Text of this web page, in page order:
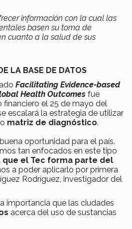
información con la cual las
basen su toma de
cuanto a la salud de sus
LA BASE DE DATOS
Facilitating Evidence-based
Health Outcomes fue
el 25 de mayo del
escalará la estrategia de utilizar
matriz de diagnóstico.
oportunidad para el país.
tan enfocados en este tipo
que el Tec forma parte del
a poder aplicarlo por primera
Rodríguez, investigador del
importancia que las ciudades
acerca del uso de sustancias